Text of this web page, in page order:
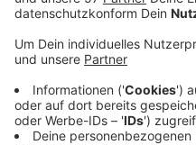
Impfzentrum oder in
ist noch einen Monat
Impfung ist
davon aus, dass
bisher nicht gegen
neuen Empfehlung der